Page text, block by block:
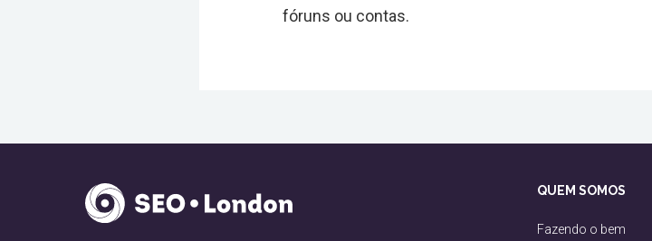
fóruns ou contas.
QUEM SOMOS
Fazendo o bem